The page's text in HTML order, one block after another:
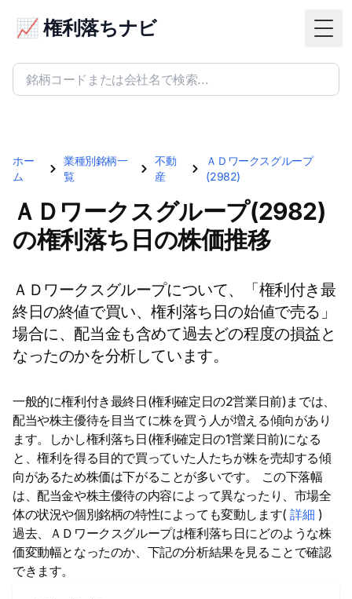
📈 権利落ちナビ
ホー
ム
業種別銘柄一
覧
不動
産
ＡＤワークスグループ
(2982)
ＡＤワークスグループ(2982)
の権利落ち日の株価推移
ＡＤワークスグループについて、「権利付き最
終日の終値で買い、権利落ち日の始値で売る」
場合に、配当金も含めて過去どの程度の損益と
なったのかを分析しています。
一般的に権利付き最終日(権利確定日の2営業日前)までは、
配当や株主優待を目当てに株を買う人が増える傾向があり
ます。しかし権利落ち日(権利確定日の1営業日前)になる
と、権利を得る目的で買っていた人たちが株を売却する傾
向があるため株価は下がることが多いです。 この下落幅
は、配当金や株主優待の内容によって異なったり、市場全
体の状況や個別銘柄の特性によっても変動します(詳細 )
過去、ＡＤワークスグループは権利落ち日にどのような株
価変動幅となったのか、下記の分析結果を見ることで確認
できます。